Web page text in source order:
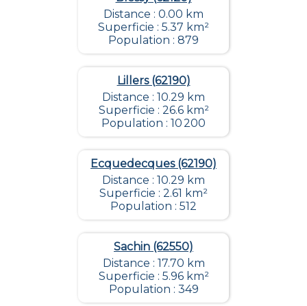
Distance : 0.00 km
Superficie : 5.37 km²
Population : 879
Lillers (62190)
Distance : 10.29 km
Superficie : 26.6 km²
Population : 10 200
Ecquedecques (62190)
Distance : 10.29 km
Superficie : 2.61 km²
Population : 512
Sachin (62550)
Distance : 17.70 km
Superficie : 5.96 km²
Population : 349